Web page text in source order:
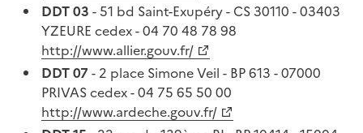
DDT 03 - 51 bd Saint-Exupéry - CS 30110 - 03403
YZEURE cedex - 04 70 48 78 98
http://www.allier.gouv.fr/
DDT 07 - 2 place Simone Veil - BP 613 - 07000
PRIVAS cedex - 04 75 65 50 00
http://www.ardeche.gouv.fr/